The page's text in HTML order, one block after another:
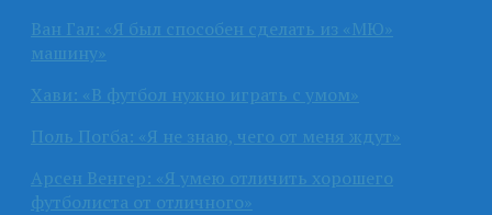
Ван Гал: «Я был способен сделать из «МЮ»
машину»
Хави: «В футбол нужно играть с умом»
Поль Погба: «Я не знаю, чего от меня ждут»
Арсен Венгер: «Я умею отличить хорошего
футболиста от отличного»